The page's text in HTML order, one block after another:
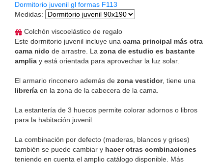
Dormitorio juvenil gl formas F113
Medidas:
Colchón viscoelástico de regalo
Este dormitorio juvenil incluye una cama principal más otra
cama nido de arrastre. La zona de estudio es bastante
amplia y está orientada para aprovechar la luz solar.
El armario rinconero además de zona vestidor, tiene una
librería en la zona de la cabecera de la cama.
La estantería de 3 huecos permite colorar adornos o libros
para la habitación juvenil.
La combinación por defecto (maderas, blancos y grises)
también se puede cambiar y hacer otras combinaciones
teniendo en cuenta el amplio catálogo disponible. Más